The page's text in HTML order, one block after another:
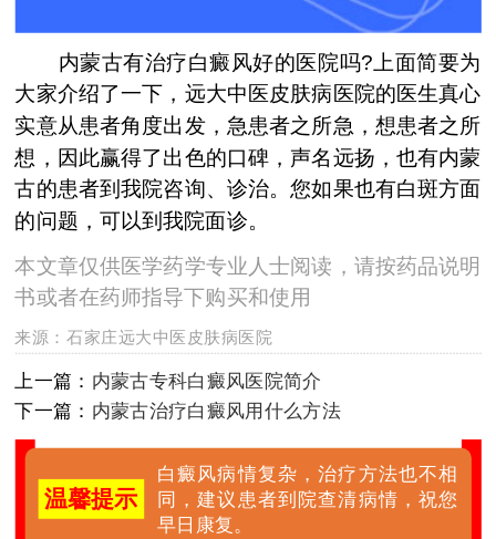
内蒙古有治疗白癜风好的医院吗?上面简要为
大家介绍了一下，远大中医皮肤病医院的医生真心
实意从患者角度出发，急患者之所急，想患者之所
想，因此赢得了出色的口碑，声名远扬，也有内蒙
古的患者到我院咨询、诊治。您如果也有白斑方面
的问题，可以到我院面诊。
本文章仅供医学药学专业人士阅读，请按药品说明
书或者在药师指导下购买和使用
来源：石家庄远大中医皮肤病医院
上一篇： 内蒙古专科白癜风医院简介
下一篇： 内蒙古治疗白癜风用什么方法
温馨提示
白癜风病情复杂，治疗方法也不相
同，建议患者到院查清病情，祝您
早日康复。